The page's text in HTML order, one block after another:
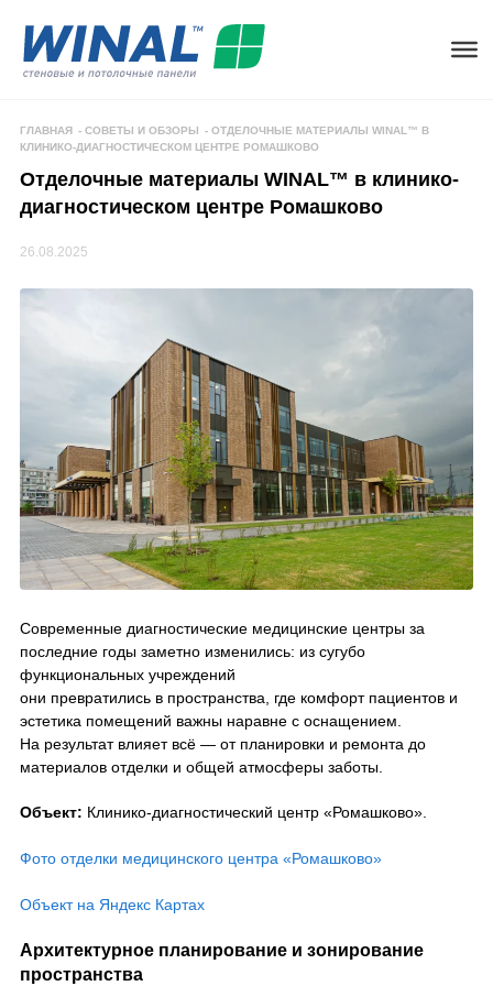
ГЛАВНАЯ - СОВЕТЫ И ОБЗОРЫ - ОТДЕЛОЧНЫЕ МАТЕРИАЛЫ WINAL™ В
КЛИНИКО-ДИАГНОСТИЧЕСКОМ ЦЕНТРЕ РОМАШКОВО
Отделочные материалы WINAL™ в клинико-
диагностическом центре Ромашково
26.08.2025
Современные диагностические медицинские центры за
последние годы заметно изменились: из сугубо
функциональных учреждений
они превратились в пространства, где комфорт пациентов и
эстетика помещений важны наравне с оснащением.
На результат влияет всё — от планировки и ремонта до
материалов отделки и общей атмосферы заботы.
Объект: Клинико-диагностический центр «Ромашково».
Фото отделки медицинского центра «Ромашково»
Объект на Яндекс Картах
Архитектурное планирование и зонирование
пространства